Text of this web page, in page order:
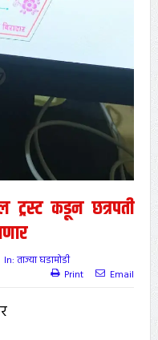
ट्रस्ट कडून छत्रपती
In: ताज्या घडामोडी
Print
Email